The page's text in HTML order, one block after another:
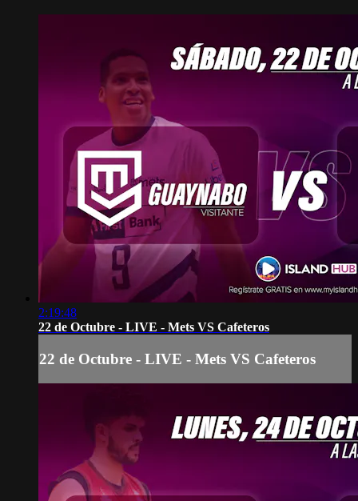
2:19:48
22 de Octubre - LIVE - Mets VS Cafeteros
22 de Octubre - LIVE - Mets VS Cafeteros